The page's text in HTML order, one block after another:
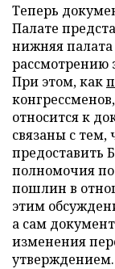
Теперь
Палате
нижняя палата
рассмотрению
При этом, как
относится к
связаны с тем,
предоставить
полномочия
пошлин в
этим
а сам
изменения
утверждением.